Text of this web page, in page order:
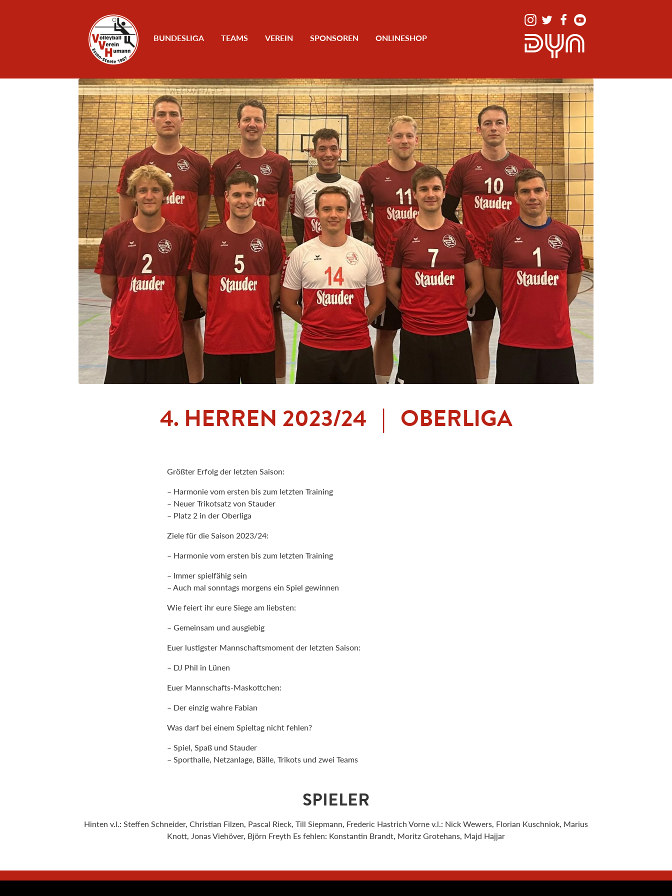
BUNDESLIGA TEAMS VEREIN SPONSOREN ONLINESHOP
4. HERREN 2023/24 | OBERLIGA
Größter Erfolg der letzten Saison:
– Harmonie vom ersten bis zum letzten Training
– Neuer Trikotsatz von Stauder
– Platz 2 in der Oberliga
Ziele für die Saison 2023/24:
– Harmonie vom ersten bis zum letzten Training
– Immer spielfähig sein
– Auch mal sonntags morgens ein Spiel gewinnen
Wie feiert ihr eure Siege am liebsten:
– Gemeinsam und ausgiebig
Euer lustigster Mannschaftsmoment der letzten Saison:
– DJ Phil in Lünen
Euer Mannschafts-Maskottchen:
– Der einzig wahre Fabian
Was darf bei einem Spieltag nicht fehlen?
– Spiel, Spaß und Stauder
– Sporthalle, Netzanlage, Bälle, Trikots und zwei Teams
SPIELER
Hinten v.l.: Steffen Schneider, Christian Filzen, Pascal Rieck, Till Siepmann, Frederic Hastrich Vorne v.l.: Nick Wewers, Florian Kuschniok, Marius
Knott, Jonas Viehöver, Björn Freyth Es fehlen: Konstantin Brandt, Moritz Grotehans, Majd Hajjar